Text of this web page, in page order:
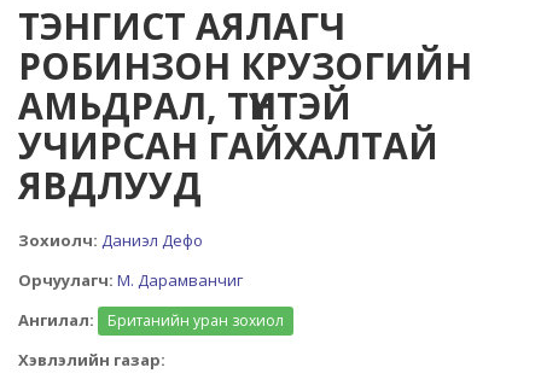
ТЭНГИСТ АЯЛАГЧ
РОБИНЗОН КРУЗОГИЙН
АМЬДРАЛ, ТҮҮНТЭЙ
УЧИРСАН ГАЙХАЛТАЙ
ЯВДЛУУД
Зохиолч: Даниэл Дефо
Орчуулагч: М. Дарамванчиг
Ангилал:
Британийн уран зохиол
Хэвлэлийн газар: